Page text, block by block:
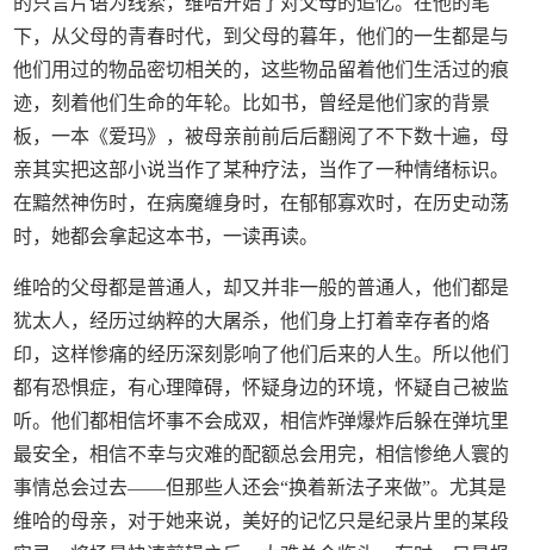
下，从父母的青春时代，到父母的暮年，他们的一生都是与
他们用过的物品密切相关的，这些物品留着他们生活过的痕
迹，刻着他们生命的年轮。比如书，曾经是他们家的背景
板，一本《爱玛》，被母亲前前后后翻阅了不下数十遍，母
亲其实把这部小说当作了某种疗法，当作了一种情绪标识。
在黯然神伤时，在病魔缠身时，在郁郁寡欢时，在历史动荡
时，她都会拿起这本书，一读再读。
维哈的父母都是普通人，却又并非一般的普通人，他们都是
犹太人，经历过纳粹的大屠杀，他们身上打着幸存者的烙
印，这样惨痛的经历深刻影响了他们后来的人生。所以他们
都有恐惧症，有心理障碍，怀疑身边的环境，怀疑自己被监
听。他们都相信坏事不会成双，相信炸弹爆炸后躲在弹坑里
最安全，相信不幸与灾难的配额总会用完，相信惨绝人寰的
事情总会过去——但那些人还会“换着新法子来做”。尤其是
维哈的母亲，对于她来说，美好的记忆只是纪录片里的某段